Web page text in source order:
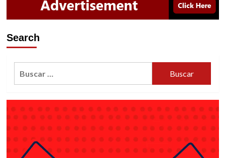
Search